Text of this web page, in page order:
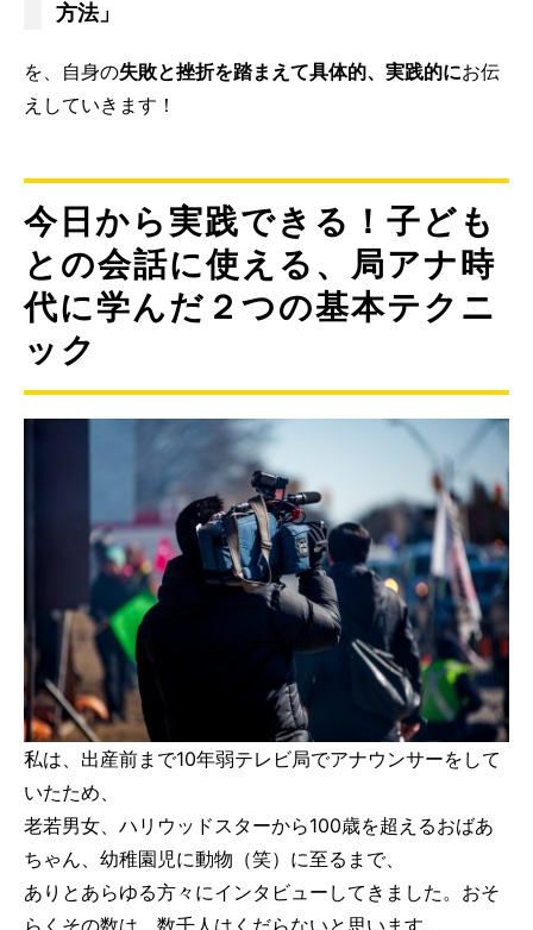
方法」
を、自身の失敗と挫折を踏まえて具体的、実践的にお伝
えしていきます！
今日から実践できる！子ども
との会話に使える、局アナ時
代に学んだ２つの基本テクニ
ック
私は、出産前まで10年弱テレビ局でアナウンサーをして
いたため、
老若男女、ハリウッドスターから100歳を超えるおばあ
ちゃん、幼稚園児に動物（笑）に至るまで、
ありとあらゆる方々にインタビューしてきました。おそ